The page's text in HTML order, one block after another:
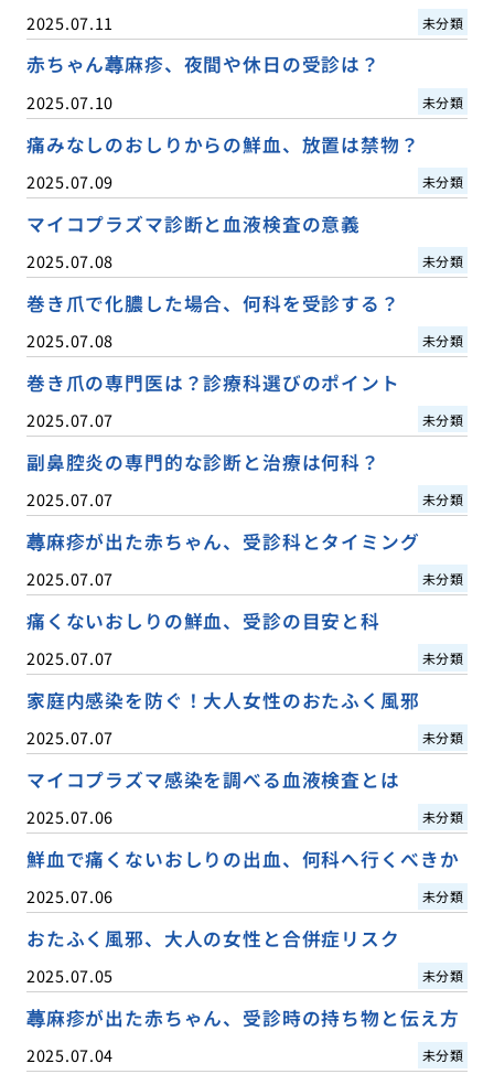
2025.07.11 未分類
赤ちゃん蕁麻疹、夜間や休日の受診は？
2025.07.10 未分類
痛みなしのおしりからの鮮血、放置は禁物？
2025.07.09 未分類
マイコプラズマ診断と血液検査の意義
2025.07.08 未分類
巻き爪で化膿した場合、何科を受診する？
2025.07.08 未分類
巻き爪の専門医は？診療科選びのポイント
2025.07.07 未分類
副鼻腔炎の専門的な診断と治療は何科？
2025.07.07 未分類
蕁麻疹が出た赤ちゃん、受診科とタイミング
2025.07.07 未分類
痛くないおしりの鮮血、受診の目安と科
2025.07.07 未分類
家庭内感染を防ぐ！大人女性のおたふく風邪
2025.07.07 未分類
マイコプラズマ感染を調べる血液検査とは
2025.07.06 未分類
鮮血で痛くないおしりの出血、何科へ行くべきか
2025.07.06 未分類
おたふく風邪、大人の女性と合併症リスク
2025.07.05 未分類
蕁麻疹が出た赤ちゃん、受診時の持ち物と伝え方
2025.07.04 未分類